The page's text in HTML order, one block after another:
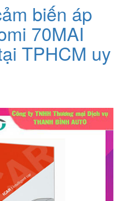
biến áp
70MAI
TPHCM uy